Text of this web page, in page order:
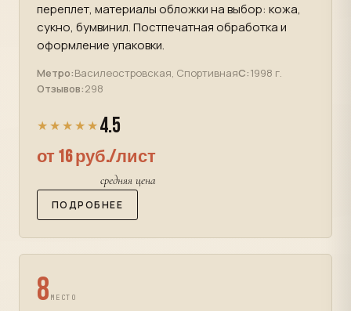
переплет, материалы обложки на выбор: кожа,
сукно, бумвинил. Постпечатная обработка и
оформление упаковки.
Метро:Василеостровская, СпортивнаяС:1998 г.
Отзывов:298
★★★★★ 4.5
от 16 руб./лист
средняя цена
ПОДРОБНЕЕ
8 МЕСТО